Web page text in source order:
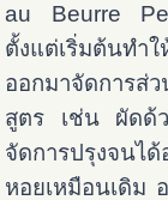
au Beurre
ตั้งแต่เริ่มต้นทำ
ออกมาจัดการส่
สูตร เช่น ผัดด้ว
จัดการปรุงจนไ
หอยเหมือนเดิม